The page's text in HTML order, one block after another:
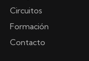
Circuitos
Formación
Contacto